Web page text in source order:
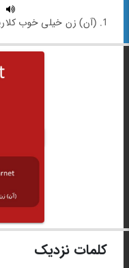
1. (آن) زن خیلی خوب کلارینت می‌نوازد.
کلمات نزدیک